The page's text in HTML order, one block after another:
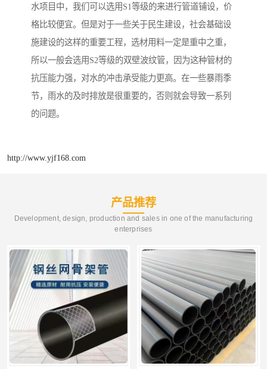
水项目中，我们可以选用S1等级的来进行管道铺设，价
格比较便宜。但是对于一些关于民生建设，社会基础设
施建设的这样的重要工程，选材用料一定是重中之重，
所以一般会选用S2等级的双壁波纹管，因为这种管材的
抗压能力强，对水的冲击承受能力更高。在一些暴雨季
节，雨水的及时排放是很重要的，否则就会导致一系列
的问题。
http://www.yjf168.com
产品推荐
Development, design, production and sales in one of the manufacturing
enterprises